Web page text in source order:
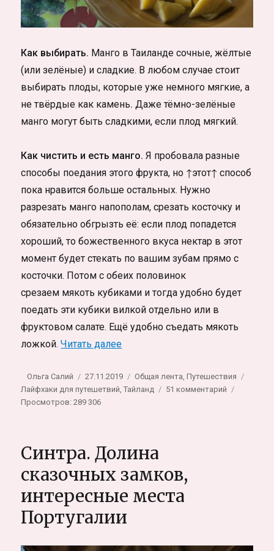
Как выбирать. Манго в Таиланде сочные, жёлтые
(или зелёные) и сладкие. В любом случае стоит
выбирать плоды, которые уже немного мягкие, а
не твёрдые как камень.Даже тёмно-зелёные
манго могут быть сладкими, если плод мягкий.
Как чистить и есть манго. Я пробовала разные
способы поедания этого фрукта, но ↑этот↑ способ
пока нравится больше остальных. Нужно
разрезать манго напополам, срезать косточку и
обязательно обгрызть её: если плод попадется
хороший, то божественного вкуса нектар в этот
момент будет стекать по вашим зубам прямо с
косточки. Потом с обеих половинок
срезаем мякоть кубиками и тогда удобно будет
поедать эти кубики вилкой отдельно или в
фруктовом салате. Ещё удобно съедать мякоть
ложкой.Читать далее«Фрукты Таиланда, самый
Автор
Ольга Салий Опубликовано
27.11.2019 Рубрики
Общая лента,Путешествия
Лайфхаки для путешетвий,Тайланд 51 комментарий
Просмотров: 289 306
Синтра. Долина
сказочных замков,
интересные места
Португалии